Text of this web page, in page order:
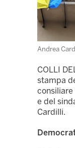
Andrea
COLLI
stampa
consiliare
e del
Cardilli.